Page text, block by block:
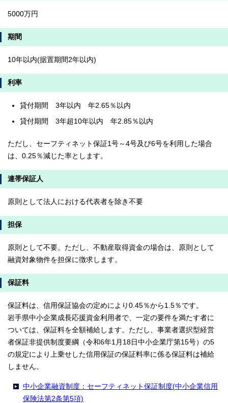
5000万円
期間
10年以内(据置期間2年以内)
利率
貸付期間 3年以内 年2.65％以内
貸付期間 3年超10年以内 年2.85％以内
ただし、セーフティネット保証1号～4号及び6号を利用した場合
は、0.25％減じた率とします。
連帯保証人
原則として法人における代表者を除き不要
担保
原則として不要。ただし、不動産取得資金の場合は、原則として
融資対象物件を担保に徴求します。
保証料
保証料は、信用保証協会の定めにより0.45％から1.5％です。
岩手県中小企業成長応援資金利用者で、一定の要件を満たす者に
ついては、保証料を全額補給します。ただし、事業者選択型経営
者保証非提供制度要綱（令和6年1月18日中小企業庁第15号）の5
の規定により上乗せした信用保証の保証料率に係る保証料は補給
しません。
中小企業融資制度：セーフティネット保証制度(中小企業信用
保険法第2条第5項)